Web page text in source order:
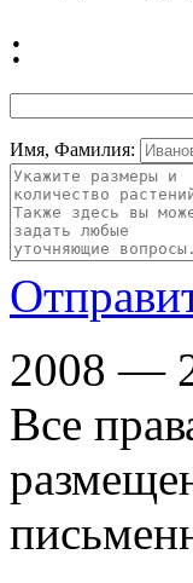
:
Имя, Фамилия:
2008 —
Все